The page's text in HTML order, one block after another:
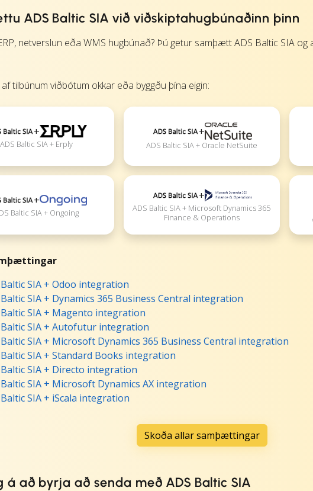
ADS Baltic SIA við viðskiptahugbúnaðinn þinn
netverslun eða WMS hugbúnað? Þú getur samþætt ADS Baltic SIA
tilbúnum viðbótum okkar eða byggðu þína eigin:
+
ADS Baltic SIA + Erply
+
ADS Baltic SIA + Oracle NetSuite
+
Baltic SIA + Ongoing
+
ADS Baltic SIA + Microsoft Dynamics 365
Finance & Operations
Baltic SIA + Odoo integration
Baltic SIA + Dynamics 365 Business Central integration
Baltic SIA + Magento integration
Baltic SIA + Autofutur integration
Baltic SIA + Microsoft Dynamics 365 Business Central integration
Baltic SIA + Standard Books integration
Baltic SIA + Directo integration
Baltic SIA + Microsoft Dynamics AX integration
SIA + iScala integration
Skoða allar samþættingar
á að byrja að senda með ADS Baltic SIA